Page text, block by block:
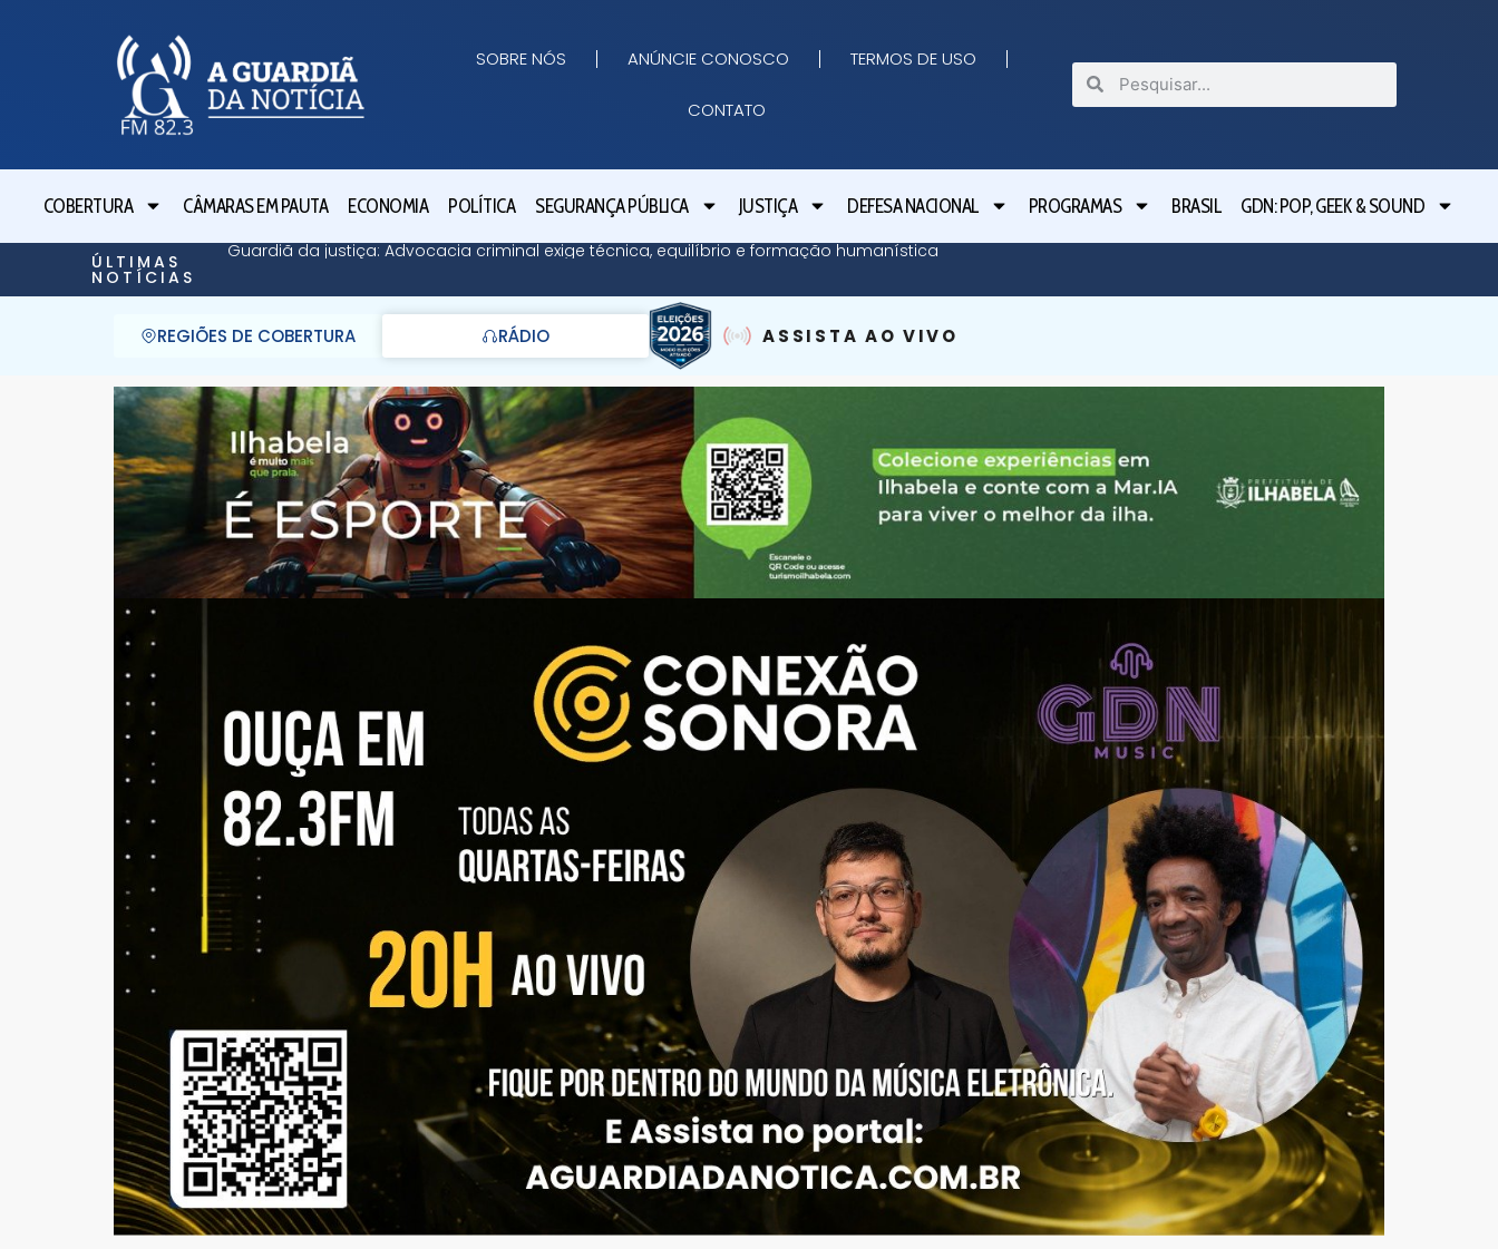
SOBRE NÓS ANÚNCIE CONOSCO TERMOS DE USO
CONTATO
COBERTURA CÂMARAS EM PAUTA ECONOMIA POLÍTICA SEGURANÇA PÚBLICA JUSTIÇA DEFESA NACIONAL PROGRAMAS BRASIL GDN: POP, GEEK & SOUND
ÚLTIMAS
NOTÍCIAS
Guardiã da justiça: Advocacia criminal exige técnica, equilíbrio e formação humanística
REGIÕES DE COBERTURA RÁDIO ASSISTA AO VIVO